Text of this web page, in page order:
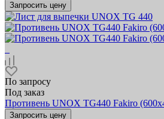
Запросить цену
По запросу
Под заказ
Противень UNOX TG440 Fakiro
Запросить цену